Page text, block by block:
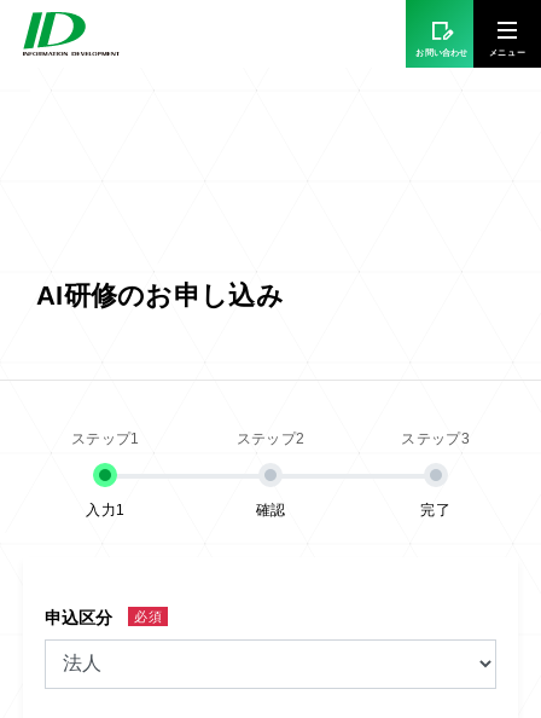
お問い合わせ
AI研修のお申し込み
入力1 確認 完了
申込区分 必須